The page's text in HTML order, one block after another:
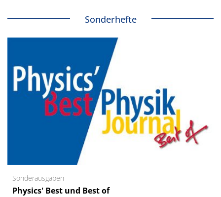
Sonderhefte
Sonderausgaben
Physics' Best und Best of